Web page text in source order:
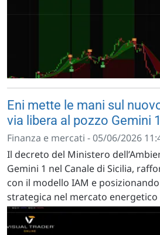
Eni mette le mani sul
via libera al pozzo Gemini 1
Finanza e mercati - 05/06/2026
Il decreto del Ministero
Gemini 1 nel Canale di Sicilia,
con il modello IAM e
strategica nel mercato energetico